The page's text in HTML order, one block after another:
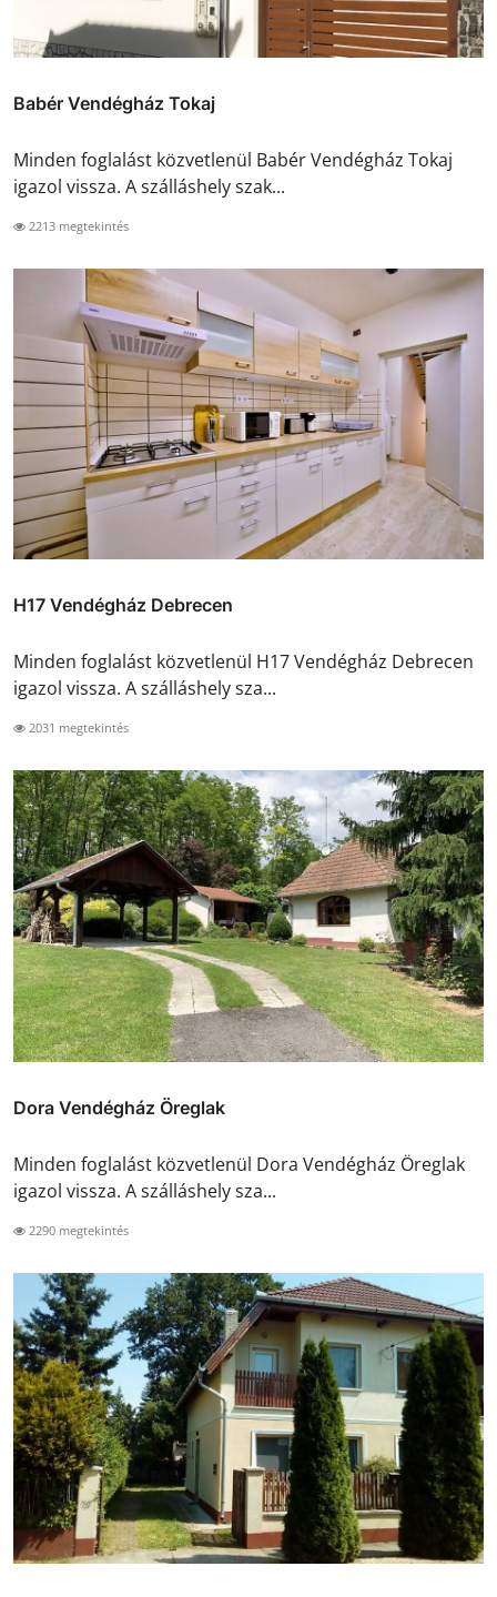
Babér Vendégház Tokaj
Minden foglalást közvetlenül Babér Vendégház Tokaj
igazol vissza. A szálláshely szak...
2213 megtekintés
H17 Vendégház Debrecen
Minden foglalást közvetlenül H17 Vendégház Debrecen
igazol vissza. A szálláshely sza...
2031 megtekintés
Dora Vendégház Öreglak
Minden foglalást közvetlenül Dora Vendégház Öreglak
igazol vissza. A szálláshely sza...
2290 megtekintés